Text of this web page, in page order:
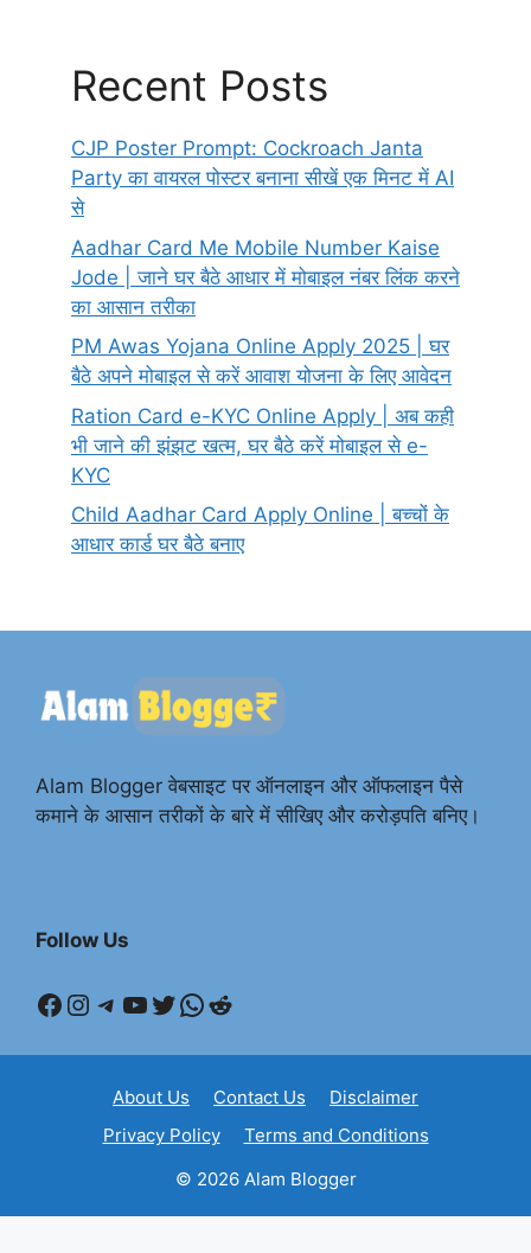
Recent Posts
CJP Poster Prompt: Cockroach Janta
Party का वायरल पोस्टर बनाना सीखें एक मिनट में AI
से
Aadhar Card Me Mobile Number Kaise
Jode | जाने घर बैठे आधार में मोबाइल नंबर लिंक करने
का आसान तरीका
PM Awas Yojana Online Apply 2025 | घर
बैठे अपने मोबाइल से करें आवाश योजना के लिए आवेदन
Ration Card e-KYC Online Apply | अब कही
भी जाने की झंझट खत्म, घर बैठे करें मोबाइल से e-
KYC
Child Aadhar Card Apply Online | बच्चों के
आधार कार्ड घर बैठे बनाए
Alam Blogger वेबसाइट पर ऑनलाइन और ऑफलाइन पैसे
कमाने के आसान तरीकों के बारे में सीखिए और करोड़पति बनिए।
Follow Us
Facebook
Instagram
Telegram
YouTube
Twitter
WhatsApp
Reddit
About Us Contact Us
Disclaimer
Privacy Policy
Terms and Conditions
© 2026 Alam Blogger